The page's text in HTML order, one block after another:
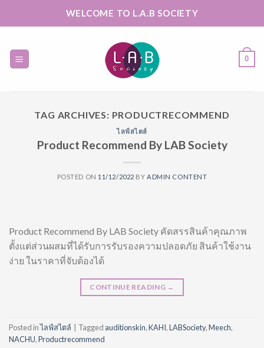
WELCOME TO L.A.B SOCIETY
0
TAG ARCHIVES: PRODUCTRECOMMEND
ไลฟ์สไตล์
Product Recommend By LAB Society
POSTED ON 11/12/2022 BY ADMIN CONTENT
Product Recommend By LAB Society คัดสรรสินค้าคุณภาพ
ตั้งแต่ส่วนผสมที่ได้รับการรับรองความปลอดภัย สินค้าใช้งาน
ง่าย ในราคาที่จับต้องได้
CONTINUE READING →
Posted inไลฟ์สไตล์ Tagged auditionskin,KAHI,LABSociety,Meech,
NACHU,Productrecommend